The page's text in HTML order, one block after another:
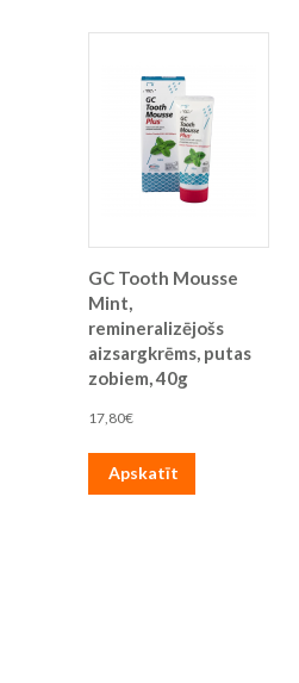
GC Tooth Mousse
Mint,
remineralizējošs
aizsargkrēms, putas
zobiem, 40g
17,80€
Apskatīt